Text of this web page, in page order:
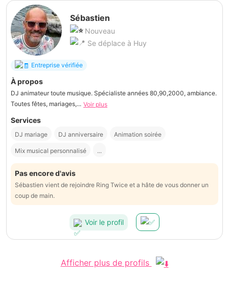
Sébastien
Nouveau
Se déplace à Huy
Entreprise vérifiée
À propos
DJ animateur toute musique. Spécialiste années 80,90,2000, ambiance.
Toutes fêtes, mariages,... Voir plus
Services
DJ mariage DJ anniversaire Animation soirée
Mix musical personnalisé ...
Pas encore d'avis
Sébastien vient de rejoindre Ring Twice et a hâte de vous donner un
coup de main.
Voir le profil
Afficher plus de profils